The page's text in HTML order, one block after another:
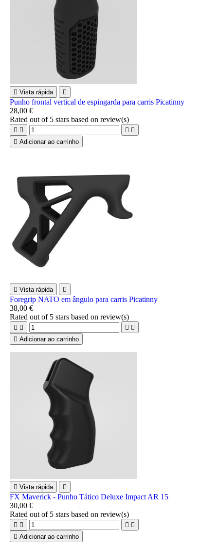
 Vista rápida 
Punho frontal vertical de espingarda para carris Picatinny
28,00 €
Rated out of 5 stars based on review(s)
   
 Adicionar ao carrinho
 Vista rápida 
Foregrip NATO em ângulo para carris Picatinny
38,00 €
Rated out of 5 stars based on review(s)
   
 Adicionar ao carrinho
 Vista rápida 
FX Maverick - Punho Tático Deluxe Impact AR 15
30,00 €
Rated out of 5 stars based on review(s)
   
 Adicionar ao carrinho